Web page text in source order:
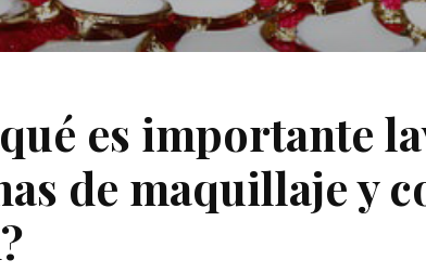
es importante
de maquillaje y